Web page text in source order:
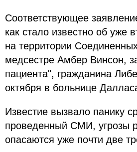
Соответствующее
как стало известно об уже
на территории
медсестре Амбер Винсон,
пациента", гражданина
октября в больнице
Известие вызвало панику
проведенный СМИ, угрозы
опасаются уже почти две